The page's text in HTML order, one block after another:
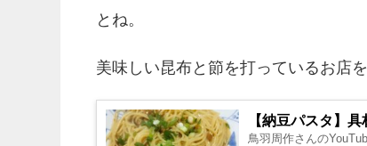
とね。
美味しい昆布と節を打っているお店
【納豆パスタ】
鳥羽周作さんの